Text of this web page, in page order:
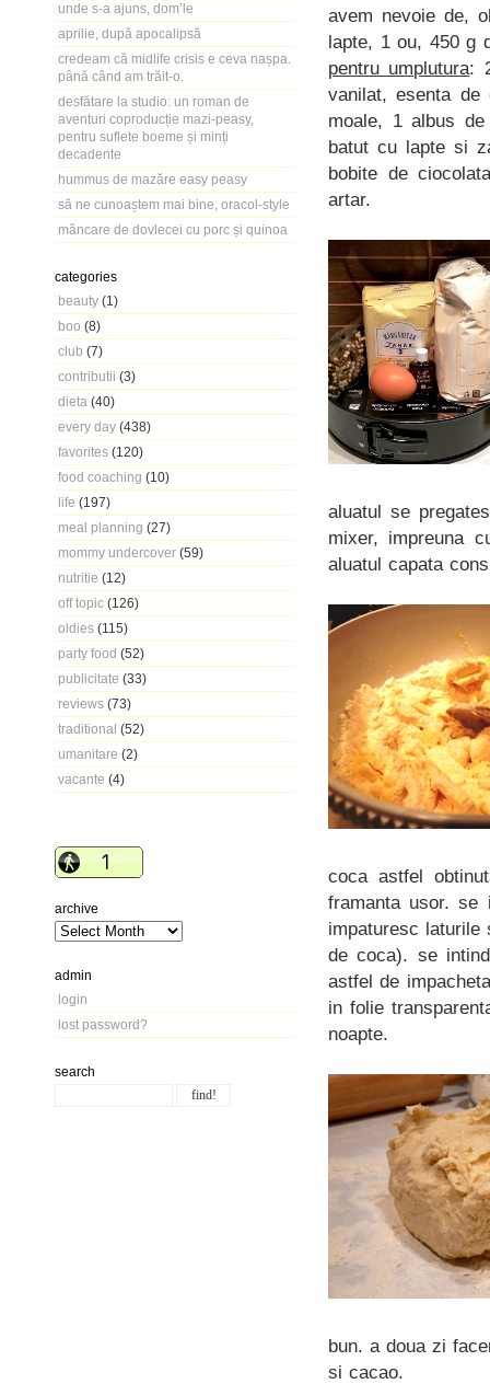
unde s-a ajuns, dom’le
aprilie, după apocalipsă
credeam că midlife crisis e ceva nașpa.
până când am trăit-o.
desfătare la studio: un roman de
aventuri coproducție mazi-peasy,
pentru suflete boeme și minți
decadente
hummus de mazăre easy peasy
să ne cunoaștem mai bine, oracol-style
mâncare de dovlecei cu porc și quinoa
categories
beauty (1)
boo (8)
club (7)
contributii (3)
dieta (40)
every day (438)
favorites (120)
food coaching (10)
life (197)
meal planning (27)
mommy undercover (59)
nutritie (12)
off topic (126)
oldies (115)
party food (52)
publicitate (33)
reviews (73)
traditional (52)
umanitare (2)
vacante (4)
archive
admin
login
lost password?
search
avem nevoie de,
lapte, 1 ou, 450 g
pentru umplutura:
vanilat, esenta
moale, 1 albus
batut cu lapte si
bobite de
artar.
aluatul se
mixer, impreuna
aluatul capata
coca astfel
framanta usor. se
impaturesc
de coca). se
astfel de
in folie
noapte.
bun. a doua zi
si cacao.